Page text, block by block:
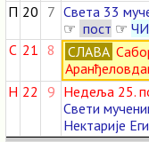
П 20 7 Света 33
☞ пост ☞
С 21 8 СЛАВА
Н 22 9 Недеља 25.
Свети
Нектарије